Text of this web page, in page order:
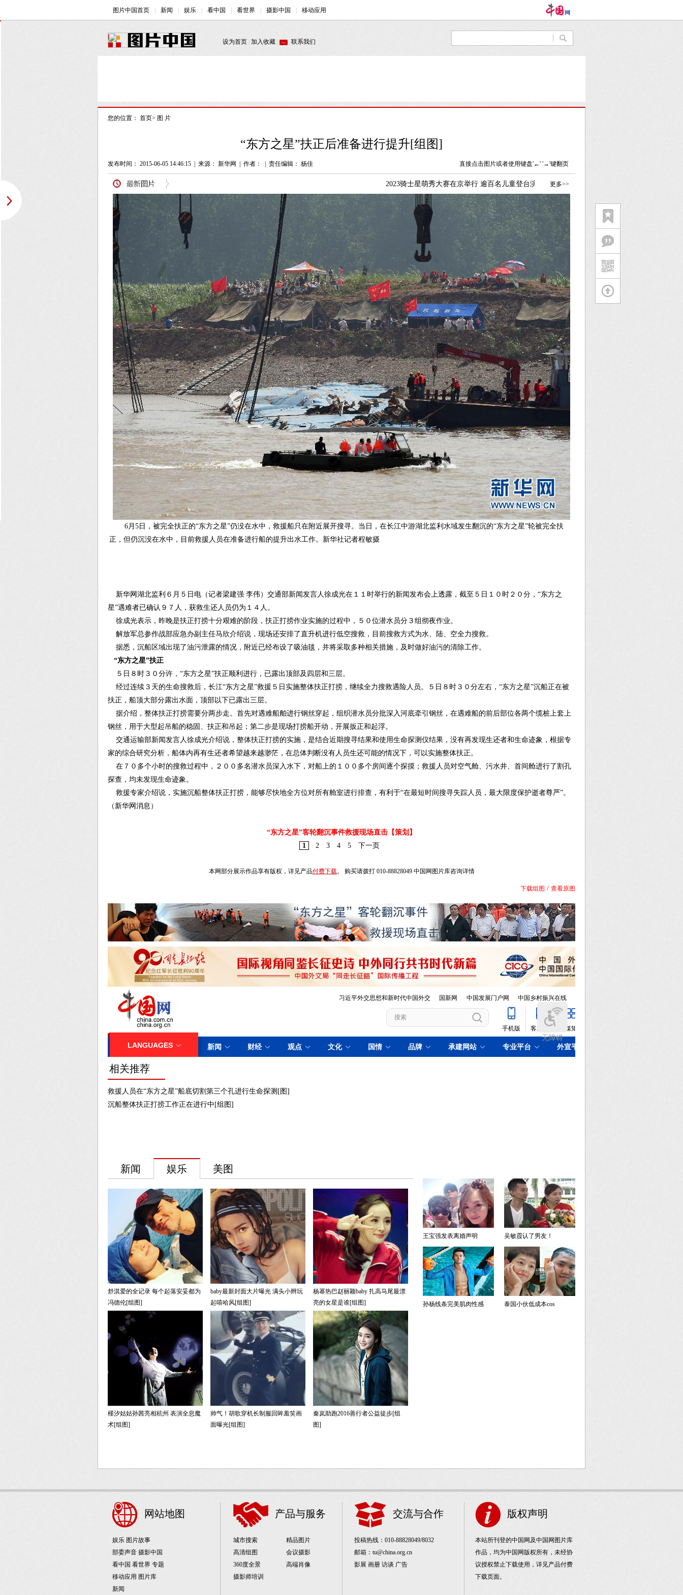
您的位置： 首页> 图 片
“东方之星”扶正后准备进行提升[组图]
发布时间： 2015-06-05 14:46:15 来源： 新华网 作者： 责任编辑： 杨佳 直接点击图片或者使用键盘'←' '→'键翻页
6月5日，被完全扶正的“东方之星”仍没在水中，救援船只在附近展开搜寻。当日，在长江中游湖北监利水域发生翻沉的“东方之星”轮被完全扶
正，但仍沉没在水中，目前救援人员在准备进行船的提升出水工作。新华社记者程敏摄
新华网湖北监利６月５日电（记者梁建强 李伟）交通部新闻发言人徐成光在１１时举行的新闻发布会上透露，截至５日１０时２０分，“东方之
星”遇难者已确认９７人，获救生还人员仍为１４人。
徐成光表示，昨晚是扶正打捞十分艰难的阶段，扶正打捞作业实施的过程中，５０位潜水员分３组彻夜作业。
解放军总参作战部应急办副主任马欣介绍说，现场还安排了直升机进行低空搜救，目前搜救方式为水、陆、空全力搜救。
据悉，沉船区域出现了油污泄露的情况，附近已经布设了吸油毯，并将采取多种相关措施，及时做好油污的清除工作。
“东方之星”扶正
５日８时３０分许，“东方之星”扶正顺利进行，已露出顶部及四层和三层。
经过连续３天的生命搜救后，长江“东方之星”救援５日实施整体扶正打捞，继续全力搜救遇险人员。５日８时３０分左右，“东方之星”沉船正在被
扶正，船顶大部分露出水面，顶部以下已露出三层。
据介绍，整体扶正打捞需要分两步走。首先对遇难船舶进行钢丝穿起，组织潜水员分批深入河底牵引钢丝，在遇难船的前后部位各两个缆桩上套上
钢丝，用于大型起吊船的稳固、扶正和吊起；第二步是现场打捞船开动，开展扳正和起浮。
交通运输部新闻发言人徐成光介绍说，整体扶正打捞的实施，是结合近期搜寻结果和使用生命探测仪结果，没有再发现生还者和生命迹象，根据专
家的综合研究分析，船体内再有生还者希望越来越渺茫，在总体判断没有人员生还可能的情况下，可以实施整体扶正。
在７０多个小时的搜救过程中，２００多名潜水员深入水下，对船上的１００多个房间逐个探摸；救援人员对空气舱、污水井、首间舱进行了割孔
探查，均未发现生命迹象。
救援专家介绍说，实施沉船整体扶正打捞，能够尽快地全方位对所有舱室进行排查，有利于“在最短时间搜寻失踪人员，最大限度保护逝者尊严”。
（新华网消息）
“东方之星”客轮翻沉事件救援现场直击【策划】
1
2 3 4 5 下一页
本网部分展示作品享有版权，详见产品付费下载。 购买请拨打 010-88828049 中国网图片库咨询详情
下载组图 / 查看原图
相关推荐
救援人员在“东方之星”船底切割第三个孔进行生命探测[图]
沉船整体扶正打捞工作正在进行中[组图]